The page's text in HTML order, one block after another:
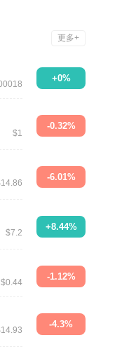
更多+
+0%
$1
-0.32%
-6.01%
$7.2
+8.44%
$0.44
-1.12%
-4.3%